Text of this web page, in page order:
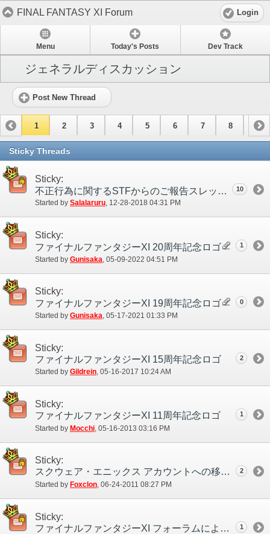
FINAL FANTASY XI Forum Login
Menu Today's Posts Dev Track
ジェネラルディスカッション
Post New Thread
1 2 3 4 5 6 7 8 9
10 11
Sticky Threads
Sticky:
不正行為に関するSTFからのご報告スレッド
Started by Salalaruru‎, 12-28-2018 04:31 PM
10
Sticky:
ファイナルファンタジーXI 20周年記念ロゴ
Started by Gunisaka ‎, 05-09-2022 04:51 PM
1
Sticky:
ファイナルファンタジーXI 19周年記念ロゴ
Started by Gunisaka‎, 05-17-2021 01:33 PM
0
Sticky:
ファイナルファンタジーXI 15周年記念ロゴ
Started by Gildrein‎, 05-16-2017 10:24 AM
2
Sticky:
ファイナルファンタジーXI 11周年記念ロゴ
Started by Mocchi ‎, 05-16-2013 03:16 PM
1
Sticky:
スクウェア・エニックス アカウントへの移行に関するFAQ
Started by Foxclon‎, 06-24-2011 08:27 PM
2
Sticky:
ファイナルファンタジーXI フォーラムにようこそ！
1